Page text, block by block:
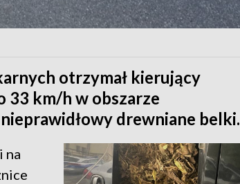
otrzymał kierujący
33 km/h w obszarze
drewniane belki.
na